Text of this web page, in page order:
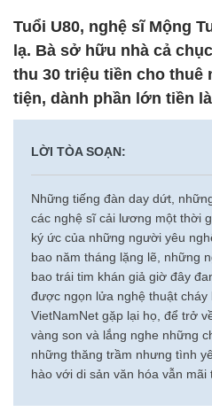
Tuổi U80, nghệ sĩ Mộng
lạ. Bà sở hữu nhà cả
thu 30 triệu tiền cho thuê
tiện, dành phần lớn tiền
LỜI TÒA SOẠN:
Những tiếng đàn day dứt,
các nghệ sĩ cải lương một thời
ký ức của những người yêu
bao năm tháng lặng lẽ, những
bao trái tim khán giả giờ đây
được ngọn lửa nghệ thuật cháy
VietNamNet gặp lại họ, để trở
vàng son và lắng nghe những
những thăng trầm nhưng tình
hào với di sản văn hóa vẫn mãi